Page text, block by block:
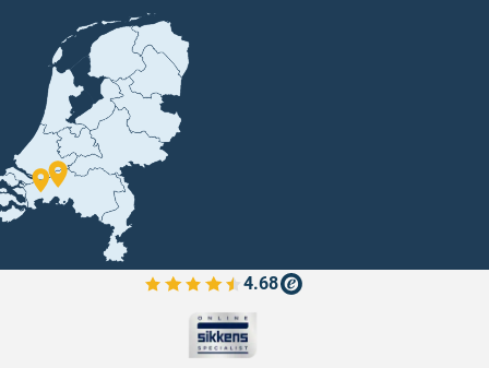
4.68
Bekijk de verfplaza beoordelingen